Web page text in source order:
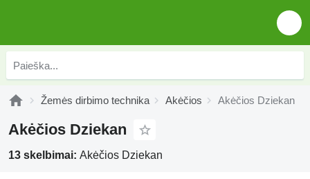
Žemės dirbimo technika Akėčios Akėčios Dziekan
Akėčios Dziekan
13 skelbimai: Akėčios Dziekan